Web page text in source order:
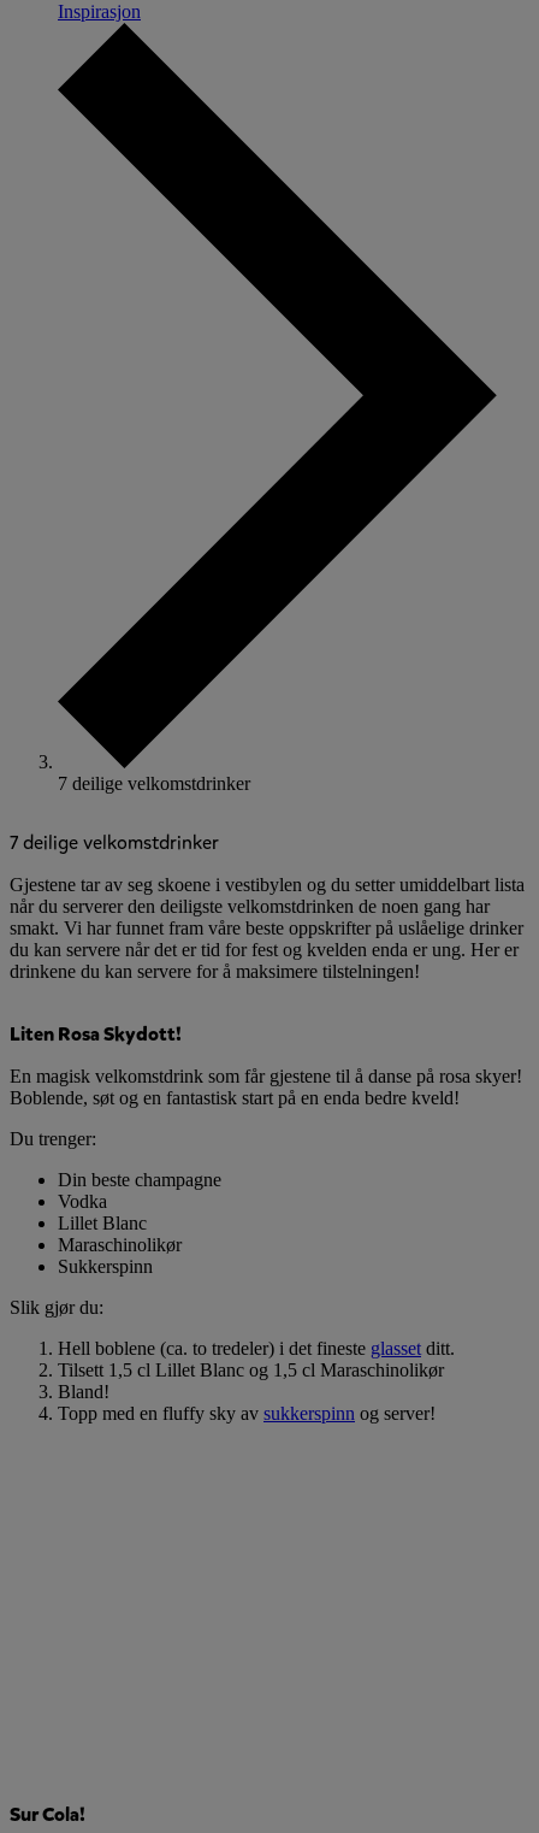
Inspirasjon
7 deilige velkomstdrinker
7 deilige velkomstdrinker
Gjestene tar av seg skoene i vestibylen og du setter umiddelbart lista
når du serverer den deiligste velkomstdrinken de noen gang har
smakt. Vi har funnet fram våre beste oppskrifter på uslåelige drinker
du kan servere når det er tid for fest og kvelden enda er ung. Her er
drinkene du kan servere for å maksimere tilstelningen!
Liten Rosa Skydott!
En magisk velkomstdrink som får gjestene til å danse på rosa skyer!
Boblende, søt og en fantastisk start på en enda bedre kveld!
Du trenger:
Din beste champagne
Vodka
Lillet Blanc
Maraschinolikør
Sukkerspinn
Slik gjør du:
Hell boblene (ca. to tredeler) i det fineste glasset ditt.
Tilsett 1,5 cl Lillet Blanc og 1,5 cl Maraschinolikør
Bland!
Topp med en fluffy sky av sukkerspinn og server!
Sur Cola!